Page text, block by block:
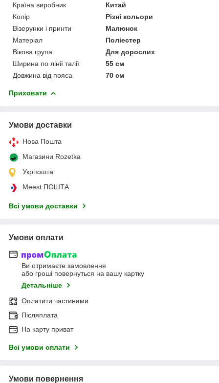
Країна виробник
Китай
Колір
Різні кольори
Візерунки і принти
Малюнок
Матеріал
Поліестер
Вікова група
Для дорослих
Ширина по лінії талії
55 см
Довжина від пояса
70 см
Приховати
Умови доставки
Нова Пошта
Магазини Rozetka
Укрпошта
Meest ПОШТА
Всі умови доставки
Умови оплати
Ви отримаєте замовлення
або гроші повернуться на вашу картку
Детальніше
Оплатити частинами
Післяплата
На карту приват
Всі умови оплати
Умови повернення